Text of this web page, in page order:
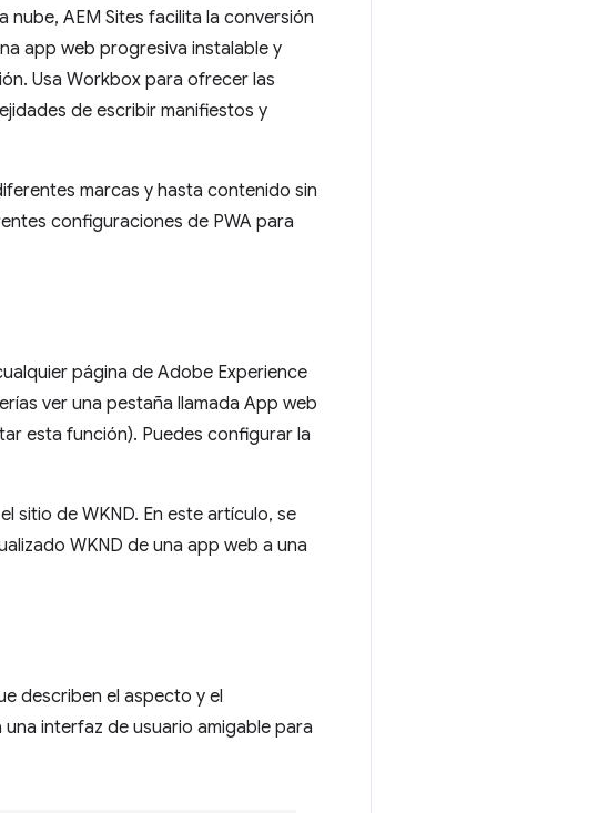
AEM Sites facilita la conversión
app web progresiva instalable y
Usa Workbox para ofrecer las
de escribir manifiestos y
marcas y hasta contenido sin
configuraciones de PWA para
página de Adobe Experience
ver una pestaña llamada App web
esta función). Puedes configurar la
sitio de WKND. En este artículo, se
WKND de una app web a una
describen el aspecto y el
interfaz de usuario amigable para